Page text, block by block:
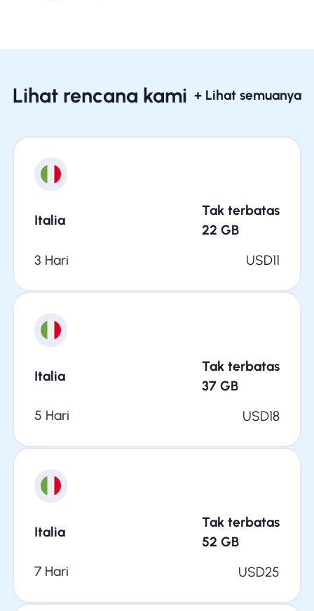
Lihat rencana kami + Lihat semuanya
Italia
Tak terbatas
22 GB
3 Hari
USD11
Italia
Tak terbatas
37 GB
5 Hari
USD18
Italia
Tak terbatas
52 GB
7 Hari
USD25